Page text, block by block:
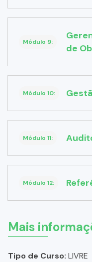
Módulo 9:
de
Módulo 10:
Módulo 11:
Módulo 12:
Mais
Tipo de Curso: LIVRE